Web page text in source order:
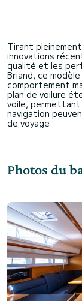
Tirant
innovations
qualité et les
Briand, ce
comportement
plan de voilure
voile, permettant
navigation
Photos du